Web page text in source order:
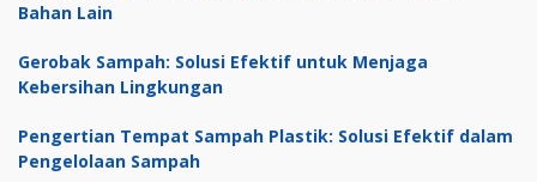
Bahan Lain
Gerobak Sampah: Solusi Efektif untuk Menjaga
Kebersihan Lingkungan
Pengertian Tempat Sampah Plastik: Solusi Efektif dalam
Pengelolaan Sampah